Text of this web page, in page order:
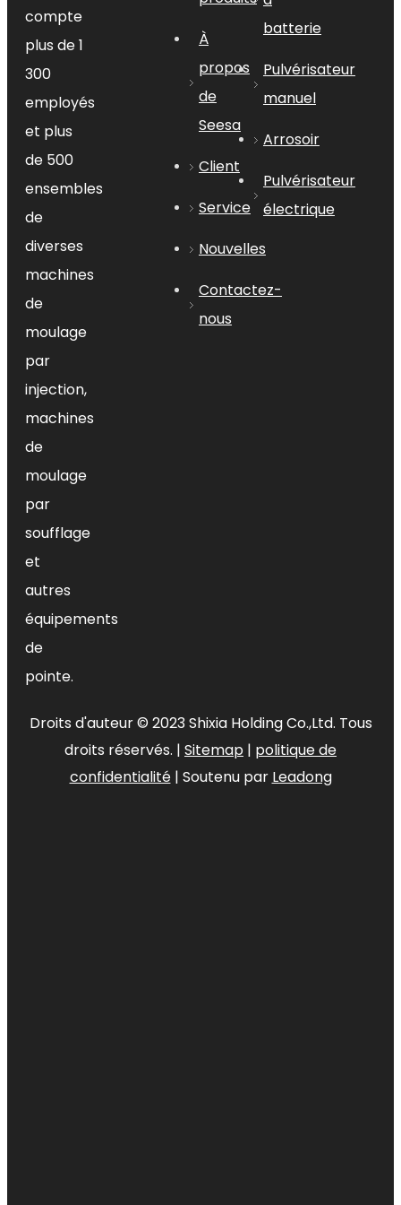
compte
plus de 1
300
employés
et plus
de 500
ensembles
de
diverses
machines
de
moulage
par
injection,
machines
de
moulage
par
soufflage
et
autres
équipements
de
pointe.
À
propos
de
Seesa
Client
Service
Nouvelles
Contactez-
nous
batterie
Pulvérisateur
manuel
Arrosoir
Pulvérisateur
électrique
Droits d'auteur © 2023Shixia Holding Co.,Ltd. Tous
droits réservés. | Sitemap | politique de
confidentialité| Soutenu par Leadong